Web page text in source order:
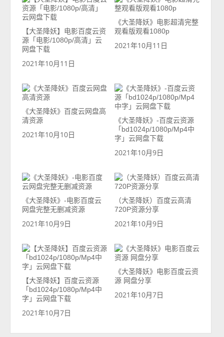
【大圣降妖】电影百度云资
源「电影/1080p/高清」云
网盘下载
2021年10月11日
《大圣降妖》电影超清完整
观看版观看1080p
2021年10月11日
《大圣降妖》百度云网盘高
清资源
2021年10月10日
《大圣降妖》-百度云资源
「bd1024p/1080p/Mp4中
字」云网盘下载
2021年10月9日
《大圣降妖》-电影百度云
网盘完整无删减资源
2021年10月9日
（大圣降妖）百度云高清
720P资源分享
2021年10月9日
【大圣降妖】百度云资源
「bd1024p/1080p/Mp4中
字」云网盘下载
2021年10月7日
《大圣降妖》电影百度云资
源 网盘分享
2021年10月7日